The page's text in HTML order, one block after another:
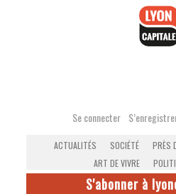
Se connecter
ACTUALITÉS SOCIÉTÉ PRÈS
ART DE VIVRE
S'abonner à